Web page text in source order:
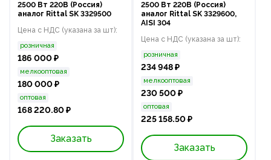
2500 Вт 220В (Россия)
аналог Rittal SK 3329500
Цена с НДС (указана за шт):
розничная
186 000 ₽
мелкооптовая
180 000 ₽
оптовая
168 220.80 ₽
Заказать
2500 Вт 220В (Россия)
аналог Rittal SK 3329600,
AISI 304
Цена с НДС (указана за шт):
розничная
234 948 ₽
мелкооптовая
230 500 ₽
оптовая
225 158.50 ₽
Заказать